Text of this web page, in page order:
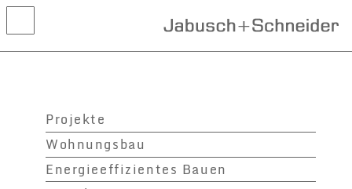
Projekte
Wohnungsbau
Energieeffizientes Bauen
Wettbewerbe
Leistungen
Kontakt